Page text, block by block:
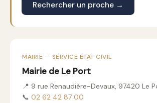
Rechercher un proche →
MAIRIE — SERVICE ÉTAT CIVIL
Mairie de Le Port
📍 9 rue Renaudière-Devaux, 97420 Le
📞 02 62 42 87 00